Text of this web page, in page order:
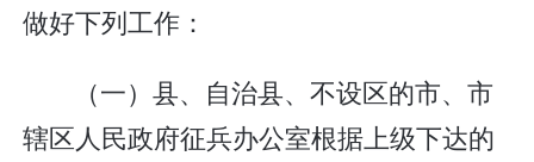
做好下列工作：
（一）县、自治县、不设区的市、市
辖区人民政府征兵办公室根据上级下达的